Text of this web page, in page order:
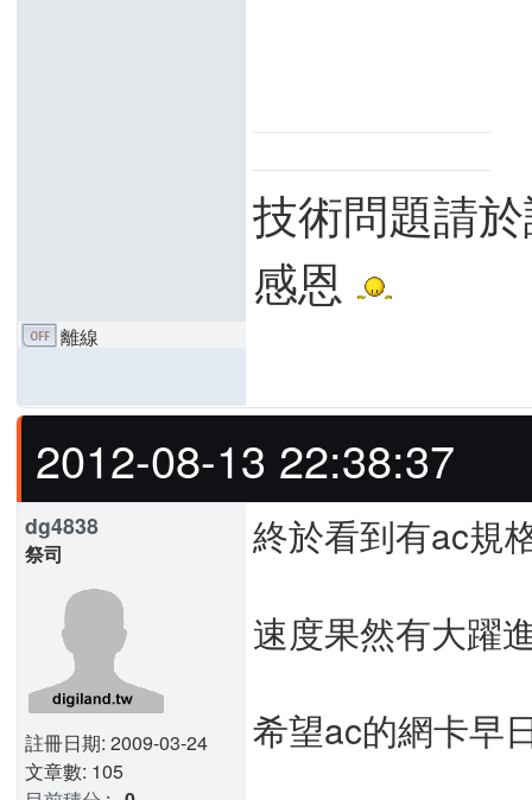
技術問題請
感恩
離線
2012-08-13 22:38:37
dg4838
祭司
註冊日期: 2009-03-24
文章數: 105
終於看到有ac規
速度果然有大躍
希望ac的網卡早